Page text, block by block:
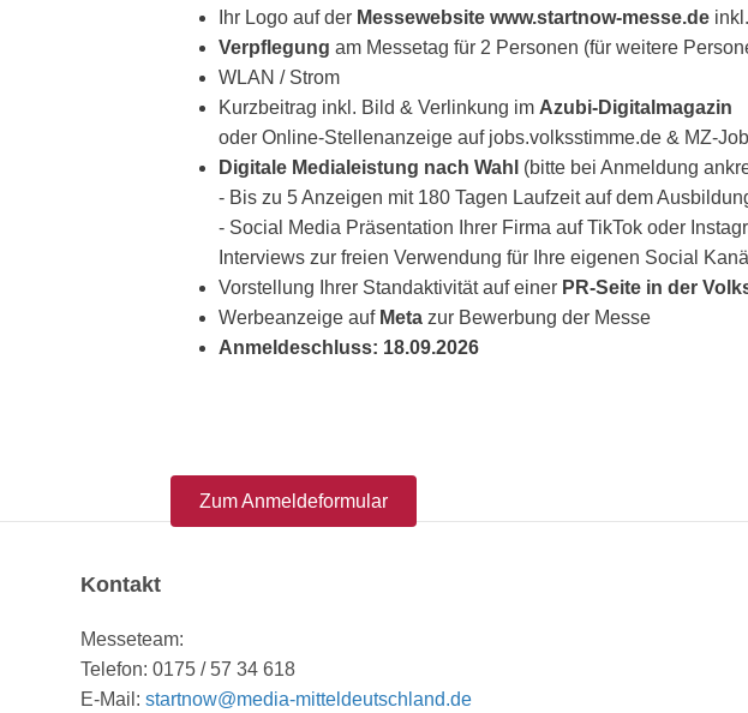
Ihr Logo auf der Messewebsite www.startnow-messe.de
Verpflegung am Messetag für 2 Personen (für weitere
WLAN / Strom
Kurzbeitrag inkl. Bild & Verlinkung im Azubi-Digitalmagazin
oder Online-Stellenanzeige auf jobs.volksstimme.de & MZ-
Digitale Medialeistung nach Wahl (bitte bei Anmeldung
- Bis zu 5 Anzeigen mit 180 Tagen Laufzeit auf dem
- Social Media Präsentation Ihrer Firma auf TikTok oder
Interviews zur freien Verwendung für Ihre eigenen Social
Vorstellung Ihrer Standaktivität auf einer PR-Seite in der
Werbeanzeige auf Meta zur Bewerbung der Messe
Anmeldeschluss: 18.09.2026
Zum Anmeldeformular
Kontakt
Messeteam:
Telefon: 0175 / 57 34 618
E-Mail:startnow@media-mitteldeutschland.de